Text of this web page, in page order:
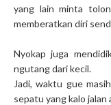
yang lain minta
memberatkan diri
Nyokap juga
ngutang dari kecil.
Jadi, waktu gue
sepatu yang kalo jalan